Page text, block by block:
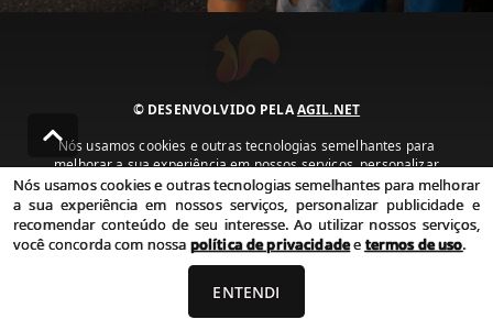
© DESENVOLVIDO PELAAGIL.NET
Nós usamos cookies e outras tecnologias semelhantes para
melhorar a sua experiência em nossos serviços, personalizar
publicidade e recomendar conteúdo de seu interesse. Ao utilizar
nossos serviços, você concorda com nossa política de privacidade e
termos de uso.
Política de Privacidade Termos de uso
Nós usamos cookies e outras tecnologias semelhantes para melhorar
a sua experiência em nossos serviços, personalizar publicidade e
recomendar conteúdo de seu interesse. Ao utilizar nossos serviços,
você concorda com nossa política de privacidadeetermos de uso.
ENTENDI